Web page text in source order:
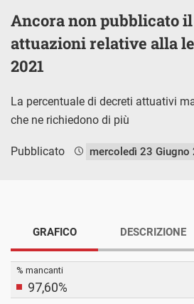
Ancora non pubblicato il
attuazioni relative alla
2021
La percentuale di decreti attuativi
che ne richiedono di più
Pubblicato mercoledì 23 Giugno
GRAFICO DESCRIZIONE